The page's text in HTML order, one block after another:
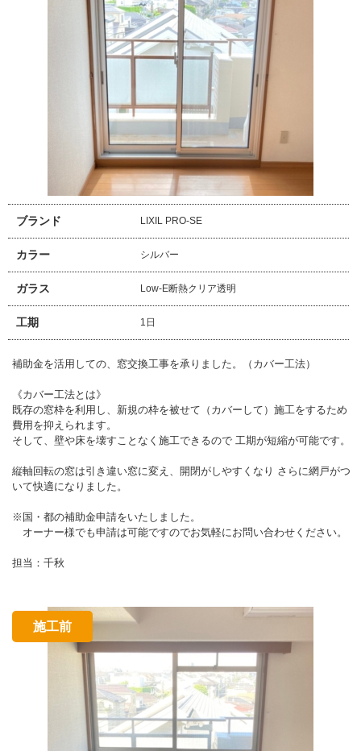
ブランド LIXIL PRO-SE
カラー シルバー
ガラス Low-E断熱クリア透明
工期 1日
補助金を活用しての、窓交換工事を承りました。（カバー工法）
《カバー工法とは》
既存の窓枠を利用し、新規の枠を被せて（カバーして）施工をするため
費用を抑えられます。
そして、壁や床を壊すことなく施工できるので 工期が短縮が可能です。
縦軸回転の窓は引き違い窓に変え、開閉がしやすくなり さらに網戸がつ
いて快適になりました。
※国・都の補助金申請をいたしました。
オーナー様でも申請は可能ですのでお気軽にお問い合わせください。
担当：千秋
施工前